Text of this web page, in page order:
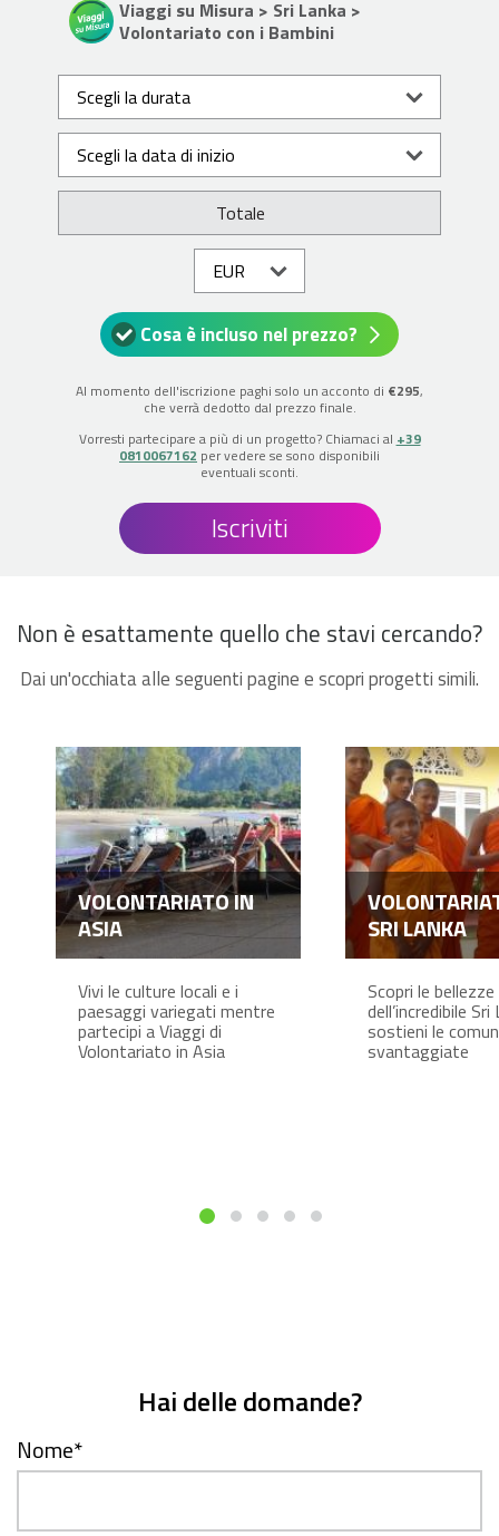
Viaggi su Misura > Sri Lanka >
Volontariato con i Bambini
Totale
Cosa è incluso nel prezzo?
Al momento dell'iscrizione paghi solo un acconto di €295,
che verrà dedotto dal prezzo finale.
Vorresti partecipare a più di un progetto? Chiamaci al +39
0810067162 per vedere se sono disponibili
eventuali sconti.
Iscriviti
Non è esattamente quello che stavi cercando?
Dai un'occhiata alle seguenti pagine e scopri progetti simili.
VOLONTARIATO IN
ASIA
Vivi le culture locali e i
paesaggi variegati mentre
partecipi a Viaggi di
Volontariato in Asia
SRI LANKA
Scopri le bellezze
dell’incredibile Sri
sostieni le
svantaggiate
Hai delle domande?
Nome*